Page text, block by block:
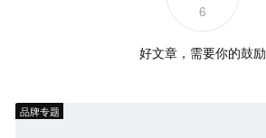
6
好文章，需要你的鼓励
品牌专题